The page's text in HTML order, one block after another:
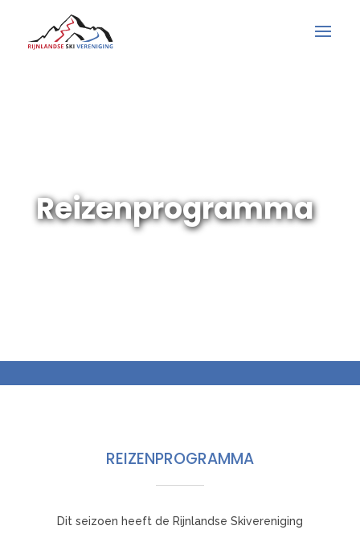
Reizenprogramma
REIZENPROGRAMMA
Dit seizoen heeft de Rijnlandse Skivereniging